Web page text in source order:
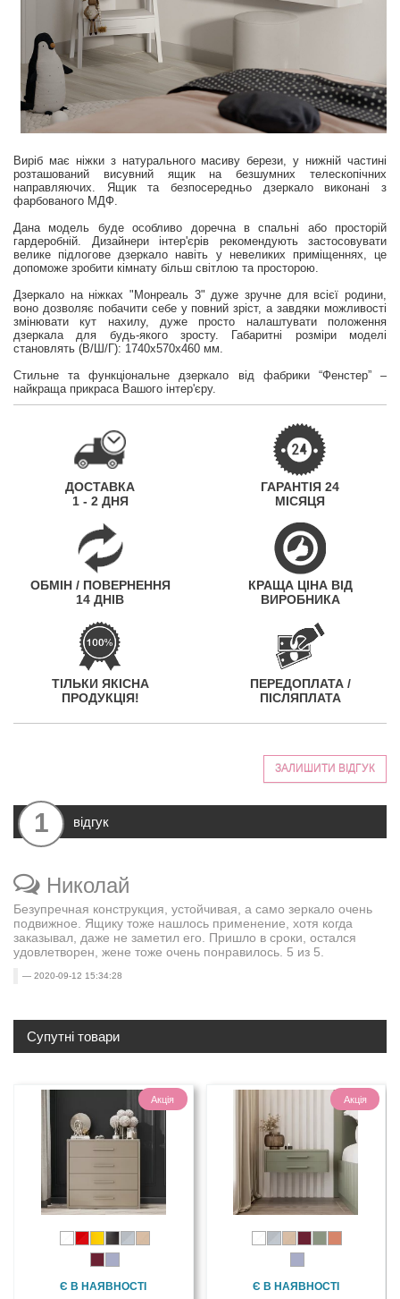
Виріб має ніжки з натурального масиву берези, у нижній частині
розташований висувний ящик на безшумних телескопічних
направляючих. Ящик та безпосередньо дзеркало виконані з
фарбованого МДФ.
Дана модель буде особливо доречна в спальні або просторій
гардеробній. Дизайнери інтер'єрів рекомендують застосовувати
велике підлогове дзеркало навіть у невеликих приміщеннях, це
допоможе зробити кімнату більш світлою та просторою.
Дзеркало на ніжках "Монреаль 3" дуже зручне для всієї родини,
воно дозволяє побачити себе у повний зріст, а завдяки можливості
змінювати кут нахилу, дуже просто налаштувати положення
дзеркала для будь-якого зросту. Габаритні розміри моделі
становлять (В/Ш/Г): 1740x570x460 мм.
Стильне та функціональне дзеркало від фабрики “Фенстер” –
найкраща прикраса Вашого інтер'єру.
ДОСТАВКА
1 - 2 ДНЯ
ГАРАНТІЯ 24
МІСЯЦЯ
ОБМІН / ПОВЕРНЕННЯ
14 ДНІВ
КРАЩА ЦІНА ВІД
ВИРОБНИКА
ТІЛЬКИ ЯКІСНА
ПРОДУКЦІЯ!
ПЕРЕДОПЛАТА /
ПІСЛЯПЛАТА
ЗАЛИШИТИ ВІДГУК
1 відгук
Николай
Безупречная конструкция, устойчивая, а само зеркало очень
подвижное. Ящику тоже нашлось применение, хотя когда
заказывал, даже не заметил его. Пришло в сроки, остался
удовлетворен, жене тоже очень понравилось. 5 из 5.
2020-09-12 15:34:28
Супутні товари
Акція
Є В НАЯВНОСТІ
Акція
Є В НАЯВНОСТІ